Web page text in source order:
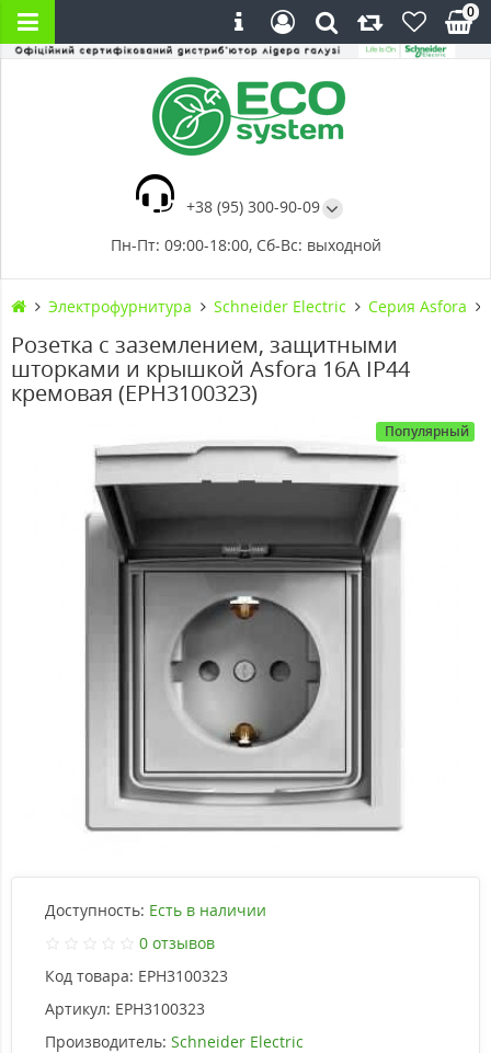
+38 (95) 300-90-09
Пн-Пт: 09:00-18:00, Сб-Вс: выходной
0
Электрофурнитура Schneider Electric Серия Asfora
Розетка с заземлением, защитными
шторками и крышкой Asfora 16А IP44
кремовая (EPH3100323)
Популярный
Доступность: Есть в наличии
0 отзывов
Код товара: EPH3100323
Артикул: EPH3100323
Производитель: Schneider Electric